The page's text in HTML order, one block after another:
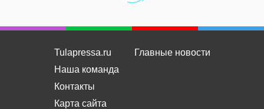
Tulapressa.ru
Наша команда
Контакты
Карта сайта
Главные новости